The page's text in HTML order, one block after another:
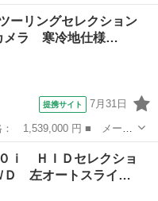
ード名： Ｘ ＳＤナ
再生 電動格納ミラー
ーリングセレクション
メラ 寒冷地仕様…
提携サイト 7月31日
グレード名： Ａツーリ
ラ 寒冷地仕様 衝突軽減
ｉ ＨＩＤセレクショ
Ｄ 左オートスライ…